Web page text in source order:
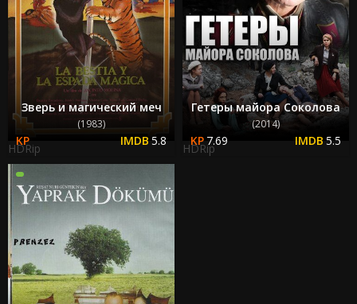
Зверь и магический меч
(1983)
5.8
HDRip
Гетеры майора Соколова
(2014)
7.69 5.5
HDRip